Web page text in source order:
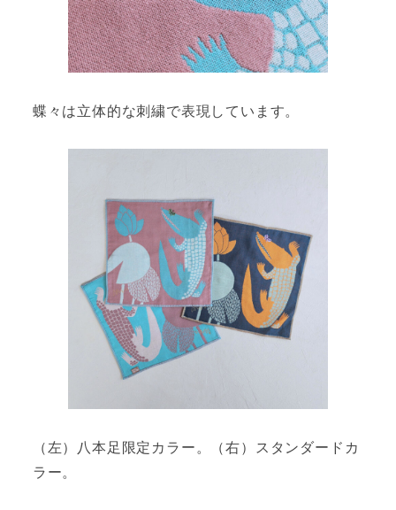
蝶々は立体的な刺繍で表現しています。
（左）八本足限定カラー。（右）スタンダードカ
ラー。